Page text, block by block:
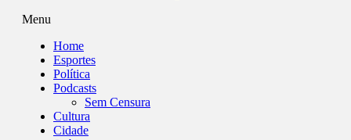
Menu
Home
Esportes
Política
Podcasts
Sem Censura
Cultura
Cidade